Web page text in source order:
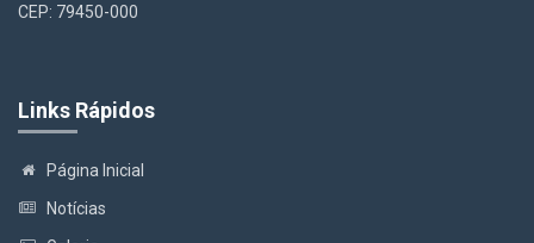
CEP: 79450-000
Links Rápidos
Página Inicial
Notícias